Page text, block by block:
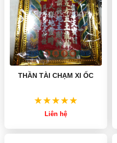
THẦN TÀI CHẠM XI ỐC
Liên hệ